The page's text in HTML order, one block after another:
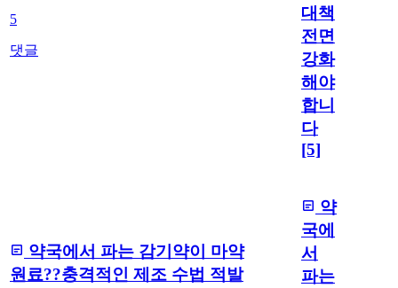
5
댓글
대책
전면
강화
해야
합니
다
[5]
약국에서 파는 감기약이 마약
원료??충격적인 제조 수법 적발
약
국에
서
파는